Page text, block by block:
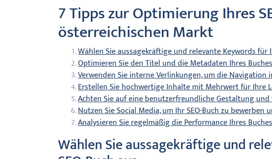
7 Tipps zur Optimierung Ihres
österreichischen Markt
Wählen Sie aussagekräftige und relevante Keywords für
Optimieren Sie den Titel und die Metadaten Ihres
Verwenden Sie interne Verlinkungen, um die Navigation
Erstellen Sie hochwertige Inhalte mit Mehrwert für Ihre
Achten Sie auf eine benutzerfreundliche Gestaltung
Nutzen Sie Social Media, um Ihr SEO-Buch zu bewerben
Analysieren Sie regelmäßig die Performance Ihres
Wählen Sie aussagekräftige und